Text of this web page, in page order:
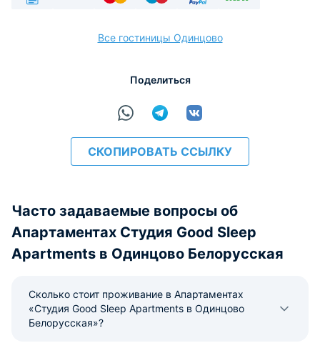
Все гостиницы Одинцово
Поделиться
СКОПИРОВАТЬ ССЫЛКУ
Часто задаваемые вопросы об
Апартаментах Студия Good Sleep
Apartments в Одинцово Белорусская
Сколько стоит проживание в Апартаментах
«Студия Good Sleep Apartments в Одинцово
Белорусская»?